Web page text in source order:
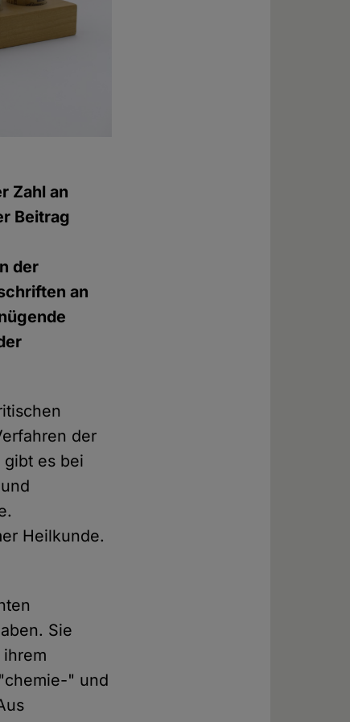
Zahl an
Beitrag
der
an
der
es bei
Heilkunde.
Sie
" und